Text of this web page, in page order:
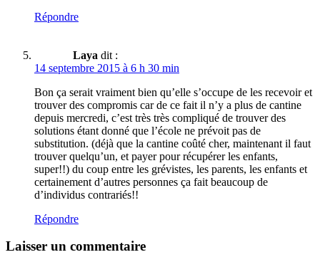
Répondre
Laya dit :
14 septembre 2015 à 6 h 30 min
Bon ça serait vraiment bien qu’elle s’occupe de les recevoir et
trouver des compromis car de ce fait il n’y a plus de cantine
depuis mercredi, c’est très très compliqué de trouver des
solutions étant donné que l’école ne prévoit pas de
substitution. (déjà que la cantine coûté cher, maintenant il faut
trouver quelqu’un, et payer pour récupérer les enfants,
super!!) du coup entre les grévistes, les parents, les enfants et
certainement d’autres personnes ça fait beaucoup de
d’individus contrariés!!
Répondre
Laisser un commentaire